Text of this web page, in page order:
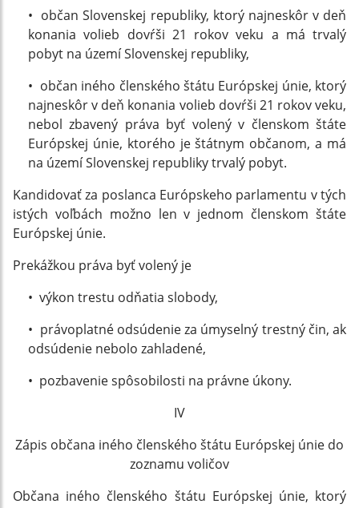
• občan Slovenskej republiky, ktorý najneskôr v deň
konania volieb dovŕši 21 rokov veku a má trvalý
pobyt na území Slovenskej republiky,
• občan iného členského štátu Európskej únie, ktorý
najneskôr v deň konania volieb dovŕši 21 rokov veku,
nebol zbavený práva byť volený v členskom štáte
Európskej únie, ktorého je štátnym občanom, a má
na území Slovenskej republiky trvalý pobyt.
Kandidovať za poslanca Európskeho parlamentu v tých
istých voľbách možno len v jednom členskom štáte
Európskej únie.
Prekážkou práva byť volený je
• výkon trestu odňatia slobody,
• právoplatné odsúdenie za úmyselný trestný čin, ak
odsúdenie nebolo zahladené,
• pozbavenie spôsobilosti na právne úkony.
IV
Zápis občana iného členského štátu Európskej únie do
zoznamu voličov
Občana iného členského štátu Európskej únie, ktorý